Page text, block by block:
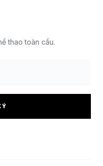
thao toàn cầu.
KÝ